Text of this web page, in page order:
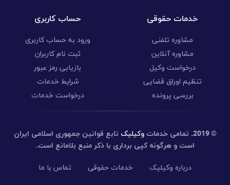
خدمات حقوقی
مشاوره تلفنی
مشاوره آنلاین
درخواست وکیل
تنظیم اوراق قضایی
بررسی پرونده
حساب کاربری
ورود به حساب کاربری
ثبت نام کاربران
بازیابی رمز عبور
شرایط خدمات
درخواست خدمات
© 2019. تمامی خدماتوکیلیک تابع قوانین جمهوری اسلامی ایران
است و هرگونه کپی برداری با ذکر منبع بلامانع است.
درباره وکیلیک خدمات حقوقی تماس با ما